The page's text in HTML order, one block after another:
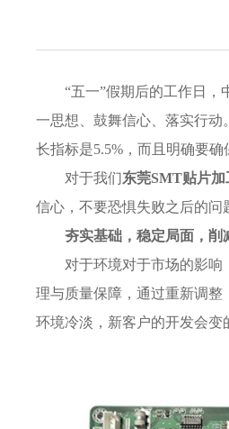
“五一”假期后的工作日
一思想、鼓舞信心、落实行动
长指标是5.5%，而且明确要确
对于我们东莞SMT贴片加
信心，不要恐惧失败之后的
夯实基础，稳定局面，削
对于环境对于市场的影
理与质量保障，通过重新调
环境冷淡，新客户的开发会